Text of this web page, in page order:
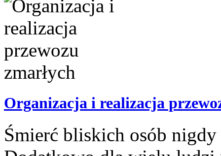
Organizacja i realizacja
Śmierć bliskich osób